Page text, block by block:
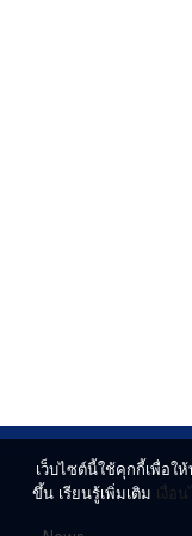
เว็บไซต์นี้ใช้คุกกี้เพื่อใ
ขึ้น เรียนรู้เพิ่มเติม เงื่อ